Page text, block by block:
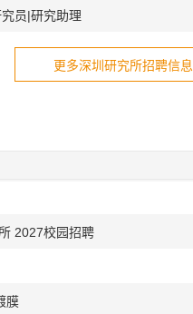
员|研究助理
更多深圳研究所招聘信息
2027校园招聘
膜